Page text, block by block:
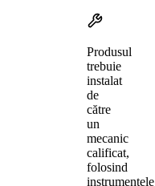
Produsul
trebuie
instalat
de
către
un
mecanic
calificat,
folosind
instrumentele